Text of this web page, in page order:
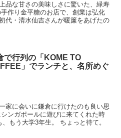
品な甘さの美味しさに驚いた、緑寿
作り金平糖のお店で、創業は弘化
代・清水仙吉さんが暖簾をあげたの
で行列の「KOME TO
」でランチと、名所めぐ
家に会いに鎌倉に行けたのも良い思
ンガポールに遊びに来てくれた時
もう大学3年生。 ちょっと待て。